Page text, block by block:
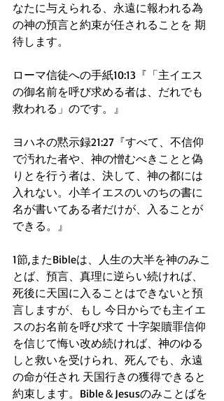
なたに与えられる、永遠に報われる為
の神の預言と約束が任されることを 期
待します。
ローマ信徒への手紙10:13『「主イエス
の御名前を呼び求める者は、だれでも
救われる」のです。』
ヨハネの黙示録21:27『すべて、不信仰
で汚れた者や、神の憎むべきことと偽
りとを行う者は、決して、神の都には
入れない。小羊イエスのいのちの書に
名が書いてある者だけが、入ることが
できる。』
1節,またBibleは、人生の大半を神のみこ
とば、預言、真理に逆らい続ければ、
死後に天国に入ることはできないと預
言しますが、もし 今日からでも主イエ
スのお名前を呼び求て 十字架贖罪信仰
を信じて悔い改め続ければ、神のゆる
しと救いを受けられ、死んでも、永遠
の命が任され 天国行きの獲得できると
約束します。Bible＆Jesusのみことばを